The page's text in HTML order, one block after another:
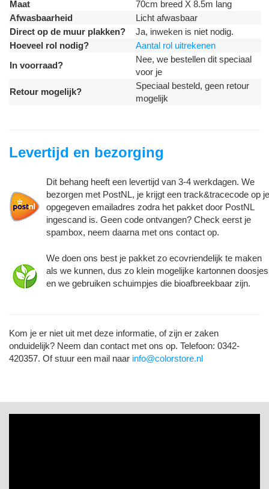
Maat
70cm breed X 8.5m lang
Afwasbaarheid
Licht afwasbaar
Direct op de muur plakken?
Ja, inweken is niet nodig.
Hoeveel rol nodig?
Aantal rol uitrekenen
In voorraad?
Nee, we bestellen dit speciaal
voor je
Retour mogelijk?
Speciaal besteld, geen retour
mogelijk
Levertijd en bezorging
Dit behang heeft een levertijd van 3-4 werkdagen. We
bezorgen met PostNL, je krijgt een track&tracecode op je
opgegeven emailadres zodra het pakket door PostNL
ingescand is. Geen code ontvangen? Check eerst je
spambox, neem daarna met ons contact op.
We doen ons best je pakket zo ecovriendelijk te maken
als we kunnen, dus zo klein mogelijke kartonnen doosjes
en we gebruiken schuimpjes die bioafbreekbaar zijn.
Kom je er niet uit met deze informatie, of zijn er zaken
onduidelijk? Neem dan contact met ons op. Telefoon: 0342-
420357. Of stuur een mail naar info@colorstore.nl